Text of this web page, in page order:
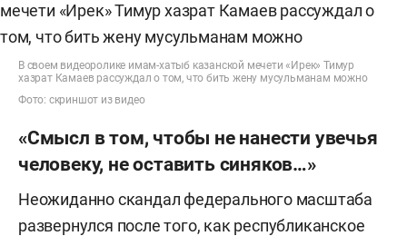
В своем видеоролике имам-хатыб казанской мечети «Ирек» Тимур
хазрат Камаев рассуждал о том, что бить жену мусульманам можно
Фото: скриншот из видео
«Смысл в том, чтобы не нанести увечья
человеку, не оставить синяков…»
Неожиданно скандал федерального масштаба
развернулся после того, как республиканское